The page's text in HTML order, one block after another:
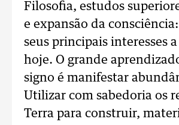
Filosofia, estudos
e expansão da consciência:
seus principais interesses
hoje. O grande
signo é manifestar
Utilizar com sabedoria os
Terra para construir,